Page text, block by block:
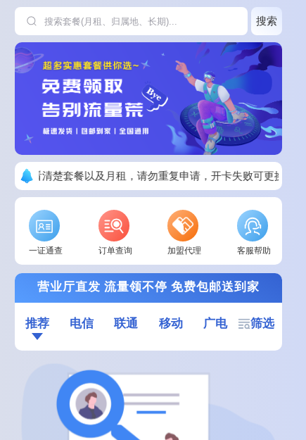
搜索
下单请看清楚套餐以及月租，请勿重复申请，开卡失败可更换其他
一证通查 订单查询 加盟代理 客服帮助
营业厅直发 流量领不停 免费包邮送到家
推荐 电信 联通 移动 广电 筛选